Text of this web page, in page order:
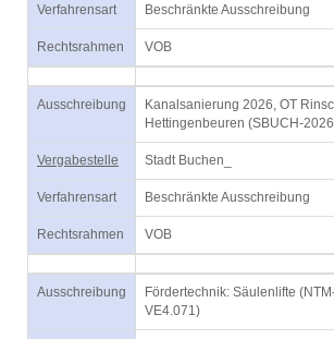
Verfahrensart Beschränkte Ausschreibung
Rechtsrahmen VOB
Ausschreibung
Kanalsanierung 2026, OT
Hettingenbeuren (SBUCH-
Vergabestelle Stadt Buchen_
Verfahrensart Beschränkte Ausschreibung
Rechtsrahmen VOB
Ausschreibung
Fördertechnik: Säulenlifte
VE4.071)